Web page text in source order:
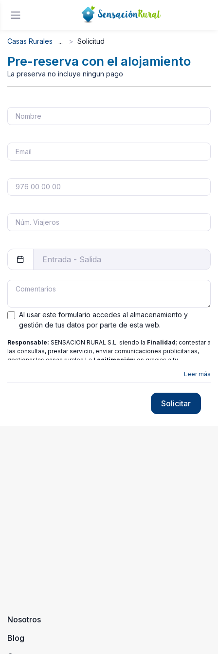
Casas Rurales Solicitud
Pre-reserva con el alojamiento
La preserva no incluye ningun pago
Al usar este formulario accedes al almacenamiento y
gestión de tus datos por parte de esta web.
Responsable: SENSACION RURAL S.L. siendo la Finalidad; contestar a
las consultas, prestar servicio, enviar comunicaciones publicitarias,
gestionar las casas rurales La Legitimación; es gracias a tu
de Acceso,
política de privacidad
Leer más
Solicitar
Nosotros
Blog